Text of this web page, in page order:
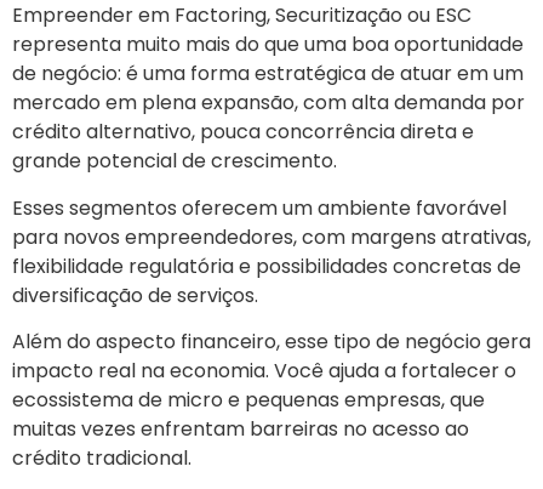
Empreender em Factoring, Securitização ou ESC
representa muito mais do que uma boa oportunidade
de negócio: é uma forma estratégica de atuar em um
mercado em plena expansão, com alta demanda por
crédito alternativo, pouca concorrência direta e
grande potencial de crescimento.
Esses segmentos oferecem um ambiente favorável
para novos empreendedores, com margens atrativas,
flexibilidade regulatória e possibilidades concretas de
diversificação de serviços.
Além do aspecto financeiro, esse tipo de negócio gera
impacto real na economia. Você ajuda a fortalecer o
ecossistema de micro e pequenas empresas, que
muitas vezes enfrentam barreiras no acesso ao
crédito tradicional.